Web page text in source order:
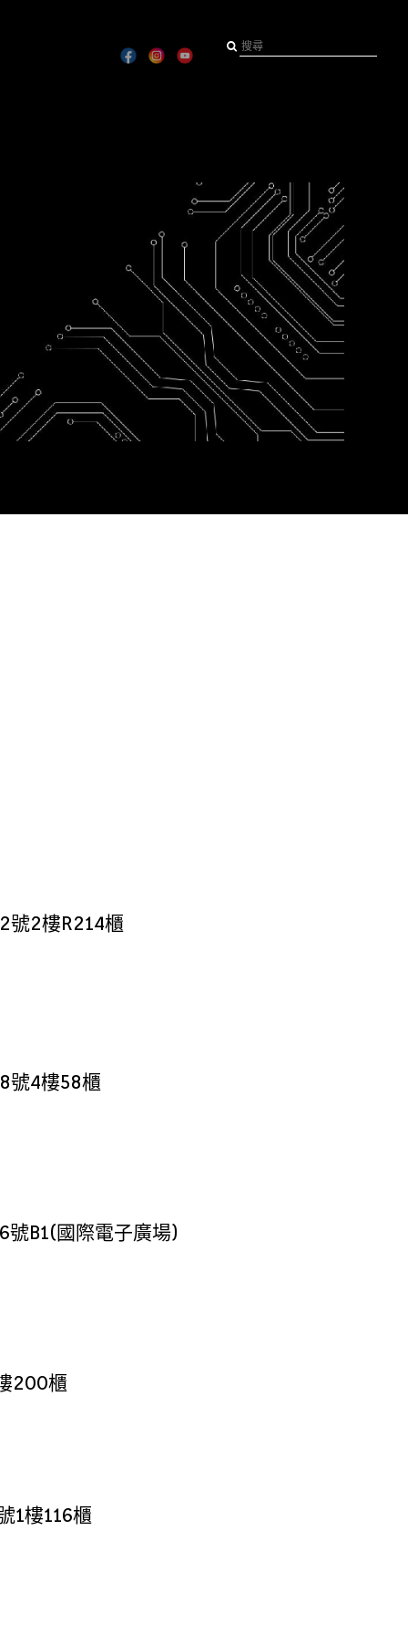
號2樓R214櫃
號4樓58櫃
號B1(國際電子廣場)
200櫃
1樓116櫃